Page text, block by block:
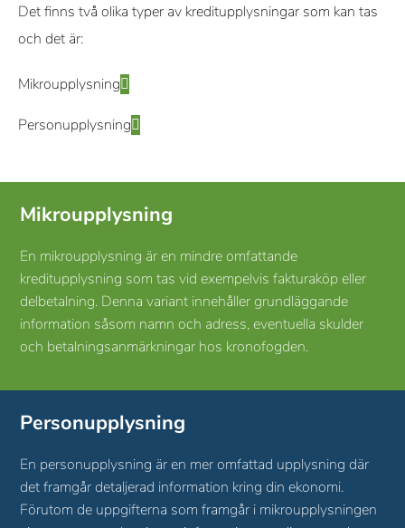
Det finns två olika typer av kreditupplysningar som kan tas
och det är:
Mikroupplysning
Personupplysning
Mikroupplysning
En mikroupplysning är en mindre omfattande
kreditupplysning som tas vid exempelvis fakturaköp eller
delbetalning. Denna variant innehåller grundläggande
information såsom namn och adress, eventuella skulder
och betalningsanmärkningar hos kronofogden.
Personupplysning
En personupplysning är en mer omfattad upplysning där
det framgår detaljerad information kring din ekonomi.
Förutom de uppgifterna som framgår i mikroupplysningen